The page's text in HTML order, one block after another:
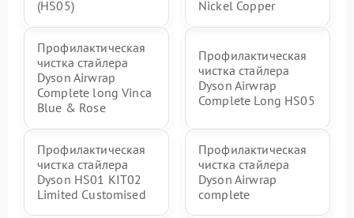
(HS05) Nickel Copper
Профилактическая
чистка стайлера
Dyson Airwrap
Complete long Vinca
Blue & Rose
Профилактическая
чистка стайлера
Dyson Airwrap
Complete Long HS05
Профилактическая
чистка стайлера
Dyson HS01 KIT02
Limited Customised
Профилактическая
чистка стайлера
Dyson Airwrap
complete